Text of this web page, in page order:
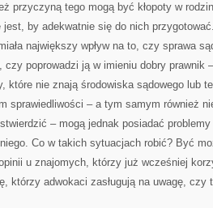
przyczyną tego mogą być kłopoty w
jest, by adekwatnie się do nich
największy wpływ na to, czy sprawa
czy poprowadzi ją w imieniu dobry prawnik
które nie znają środowiska sądowego lub
sprawiedliwości – a tym samym również
– mogą jednak posiadać
Co w takich sytuacjach robić? Być
u znajomych, którzy już wcześniej
którzy adwokaci zasługują na uwagę, czy